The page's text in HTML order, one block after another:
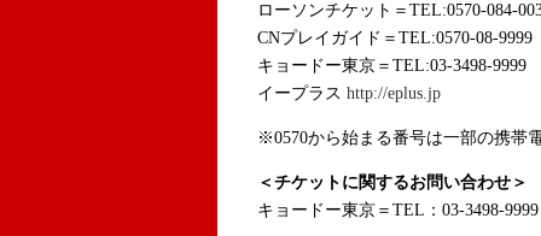
ローソンチケット＝TEL:0570-084-
CNプレイガイド＝TEL:0570-08-9999
キョードー東京＝TEL:03-3498-9999
イープラス http://eplus.jp
※0570から始まる番号は一部の携帯
＜チケットに関するお問い合わせ＞
キョードー東京＝TEL：03-3498-9999